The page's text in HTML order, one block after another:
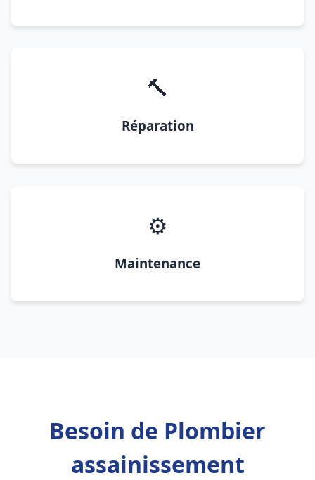
🔨
Réparation
⚙️
Maintenance
Besoin de Plombier
assainissement